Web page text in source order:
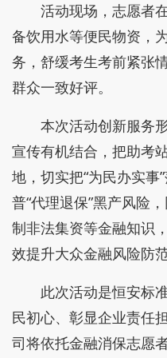
活动现场，志愿者
备饮用水等便民物资，
务，舒缓考生考前紧张
群众一致好评。
本次活动创新服务
宣传有机结合，把助考
地，切实把“为民办实事
普“代理退保”黑产风险
制非法集资等金融知识
效提升大众金融风险防
此次活动是恒安标
民初心、彰显企业责任
司将依托金融消保志愿